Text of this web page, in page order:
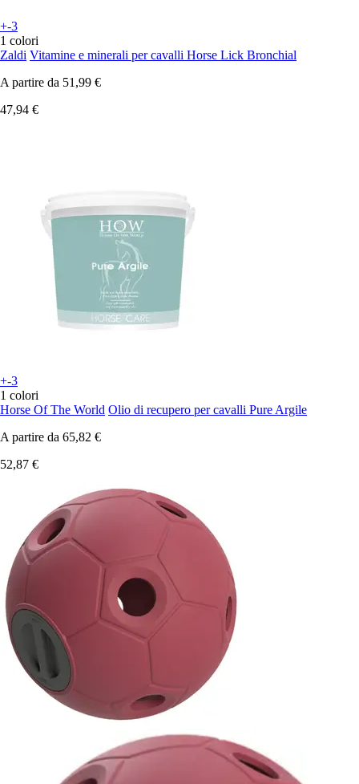
+-3
1 colori
Zaldi Vitamine e minerali per cavalli Horse Lick Bronchial
A partire da 51,99 €
47,94 €
+-3
1 colori
Horse Of The World Olio di recupero per cavalli Pure Argile
A partire da 65,82 €
52,87 €